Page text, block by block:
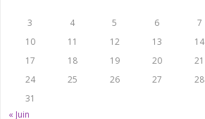
3
4 5 6 7
10
11 12 13 14
17
18 19 20 21
24
25 26 27 28
31
« Juin